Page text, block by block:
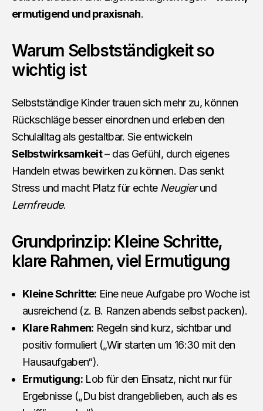
ermutigend und praxisnah.
Warum Selbstständigkeit so
wichtig ist
Selbstständige Kinder trauen sich mehr zu, können
Rückschläge besser einordnen und erleben den
Schulalltag als gestaltbar. Sie entwickeln
Selbstwirksamkeit– das Gefühl, durch eigenes
Handeln etwas bewirken zu können. Das senkt
Stress und macht Platz für echte Neugierund
Lernfreude.
Grundprinzip: Kleine Schritte,
klare Rahmen, viel Ermutigung
Kleine Schritte: Eine neue Aufgabe pro Woche ist
ausreichend (z. B. Ranzen abends selbst packen).
Klare Rahmen: Regeln sind kurz, sichtbar und
positiv formuliert („Wir starten um 16:30 mit den
Hausaufgaben“).
Ermutigung:Lob für den Einsatz, nicht nur für
Ergebnisse („Du bist drangeblieben, auch als es